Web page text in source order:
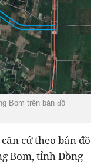
Bom trên bản đồ
cứ theo bản đồ
Bom, tỉnh Đồng